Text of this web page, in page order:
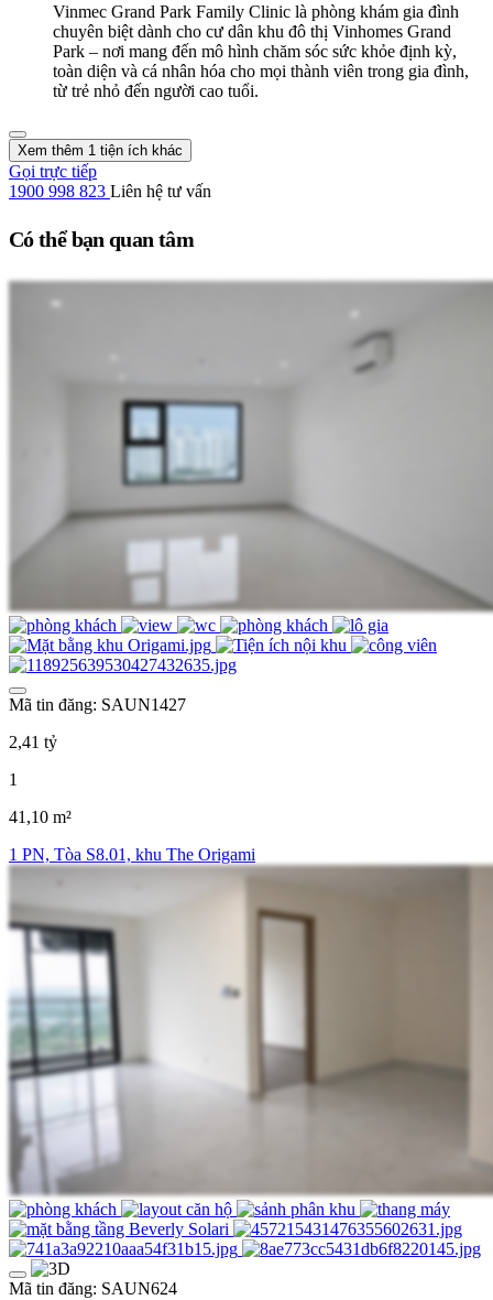
Vinmec Grand Park Family Clinic là phòng khám gia đình
chuyên biệt dành cho cư dân khu đô thị Vinhomes Grand
Park – nơi mang đến mô hình chăm sóc sức khỏe định kỳ,
toàn diện và cá nhân hóa cho mọi thành viên trong gia đình,
từ trẻ nhỏ đến người cao tuổi.
Xem thêm 1 tiện ích khác
Gọi trực tiếp
1900 998 823 Liên hệ tư vấn
Có thể bạn quan tâm
Mã tin đăng: SAUN1427
2,41 tỷ
1
41,10 m²
1 PN, Tòa S8.01, khu The Origami
Mã tin đăng: SAUN624